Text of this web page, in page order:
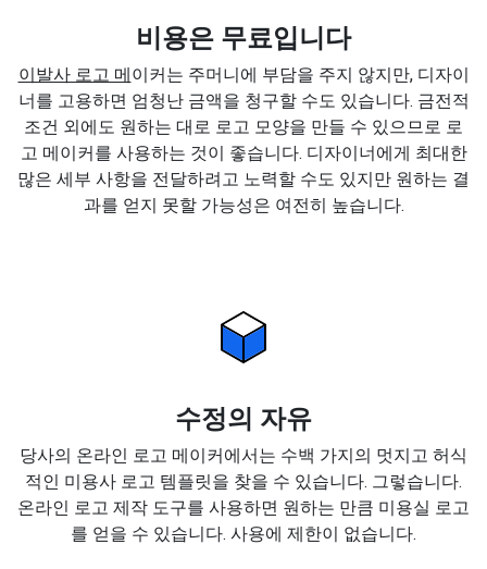
비용은 무료입니다
이발사 로고 메이커는 주머니에 부담을 주지 않지만, 디자이
너를 고용하면 엄청난 금액을 청구할 수도 있습니다. 금전적
조건 외에도 원하는 대로 로고 모양을 만들 수 있으므로 로
고 메이커를 사용하는 것이 좋습니다. 디자이너에게 최대한
많은 세부 사항을 전달하려고 노력할 수도 있지만 원하는 결
과를 얻지 못할 가능성은 여전히 높습니다.
수정의 자유
당사의 온라인 로고 메이커에서는 수백 가지의 멋지고 허식
적인 미용사 로고 템플릿을 찾을 수 있습니다. 그렇습니다.
온라인 로고 제작 도구를 사용하면 원하는 만큼 미용실 로고
를 얻을 수 있습니다. 사용에 제한이 없습니다.